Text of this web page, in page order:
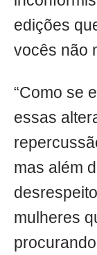
edições
vocês não
“Como se
essas
mas além
mulheres